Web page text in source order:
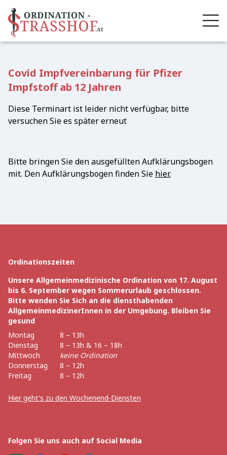
Zum Inhalt>
Covid Impfvereinbarung für Pfizer
Impfstoff ab 12 Jahren
Diese Terminart ist leider nicht verfügbar, bitte
versuchen Sie es später erneut
Bitte bringen Sie den ausgefüllten Aufklärungsbogen
mit. Den Aufklärungsbogen finden Sie hier.
Ordinationszeiten
Unsere Allgemeinmedizinische Ordination von 17. August
bis 6. September wegen Sommerurlaub geschlossen.
Bitte wenden Sie Sich an die diensthabenden
AllgemeinmedizinerInnen in der Umgebung. Bleiben Sie
gesund
Montag
8 – 13h
Dienstag
8 – 13h & 16 – 18h
Mittwoch
keine Ordination
Donnerstag
8 – 12h
Freitag
8 – 12h
Hier geht's zu den Wochenend-Diensten
Folgen Sie uns auch auf Social Media